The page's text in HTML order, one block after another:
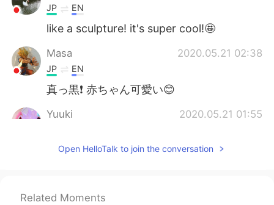
JP EN
like a sculpture! it's super cool!🤩
Masa 2020.05.21 02:38
JP EN
真っ黒❗️ 赤ちゃん可愛い😊
Yuuki 2020.05.21 01:55
All black so beautiful 😍❤️✨✨✨
Open HelloTalk to join the conversation
Related Moments